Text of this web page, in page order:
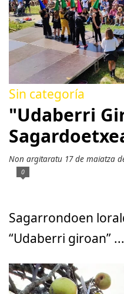
Sin categoría
"Udaberri
Non argitaratu 17 de maiatza
0
Sagarrondoen
“Udaberri giroan” ...